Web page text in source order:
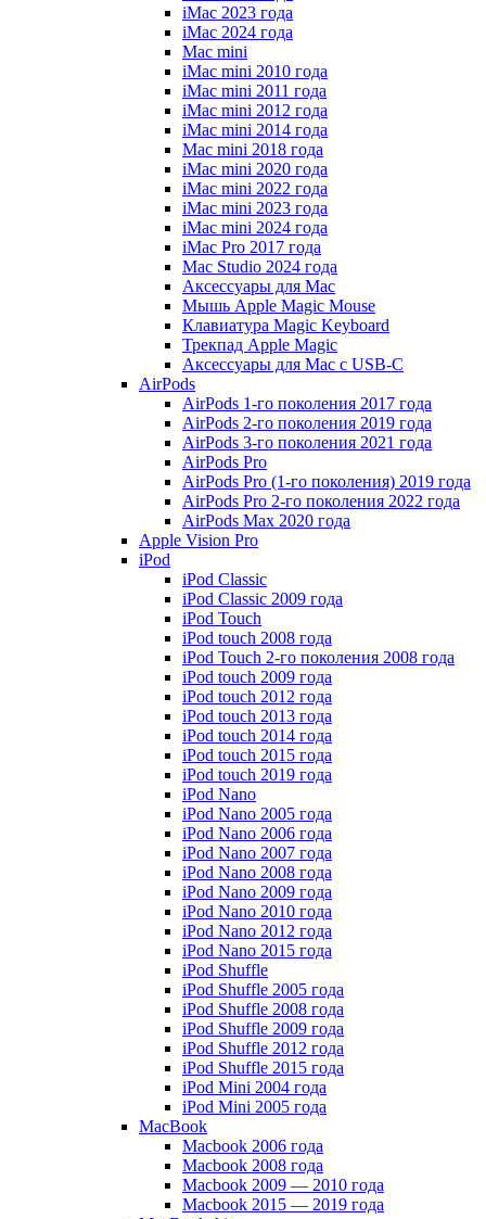
iMac 2023 года
iMac 2024 года
Mac mini
iMac mini 2010 года
iMac mini 2011 года
iMac mini 2012 года
iMac mini 2014 года
Mac mini 2018 года
iMac mini 2020 года
iMac mini 2022 года
iMac mini 2023 года
iMac mini 2024 года
iMac Pro 2017 года
Mac Studio 2024 года
Аксессуары для Mac
Мышь Apple Magic Mouse
Клавиатура Magic Keyboard
Трекпад Apple Magic
Аксессуары для Mac с USB-C
AirPods
AirPods 1-го поколения 2017 года
AirPods 2-го поколения 2019 года
AirPods 3-го поколения 2021 года
AirPods Pro
AirPods Pro (1-го поколения) 2019 года
AirPods Pro 2-го поколения 2022 года
AirPods Max 2020 года
Apple Vision Pro
iPod
iPod Classic
iPod Classic 2009 года
iPod Touch
iPod touch 2008 года
iPod Touch 2-го поколения 2008 года
iPod touch 2009 года
iPod touch 2012 года
iPod touch 2013 года
iPod touch 2014 года
iPod touch 2015 года
iPod touch 2019 года
iPod Nano
iPod Nano 2005 года
iPod Nano 2006 года
iPod Nano 2007 года
iPod Nano 2008 года
iPod Nano 2009 года
iPod Nano 2010 года
iPod Nano 2012 года
iPod Nano 2015 года
iPod Shuffle
iPod Shuffle 2005 года
iPod Shuffle 2008 года
iPod Shuffle 2009 года
iPod Shuffle 2012 года
iPod Shuffle 2015 года
iPod Mini 2004 года
iPod Mini 2005 года
MacBook
Macbook 2006 года
Macbook 2008 года
Macbook 2009 — 2010 года
Macbook 2015 — 2019 года